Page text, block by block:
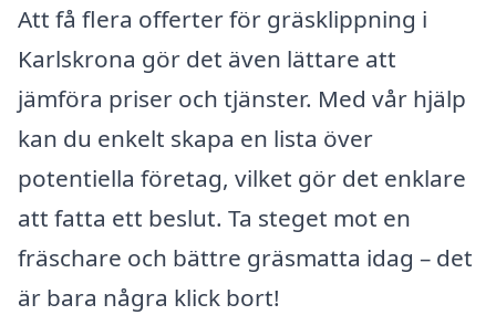
Att få flera offerter för gräsklippning i
Karlskrona gör det även lättare att
jämföra priser och tjänster. Med vår hjälp
kan du enkelt skapa en lista över
potentiella företag, vilket gör det enklare
att fatta ett beslut. Ta steget mot en
fräschare och bättre gräsmatta idag – det
är bara några klick bort!